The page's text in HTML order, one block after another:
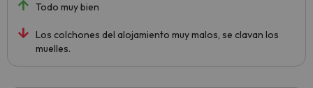
Todo muy bien
Los colchones del alojamiento muy malos, se clavan los
muelles.